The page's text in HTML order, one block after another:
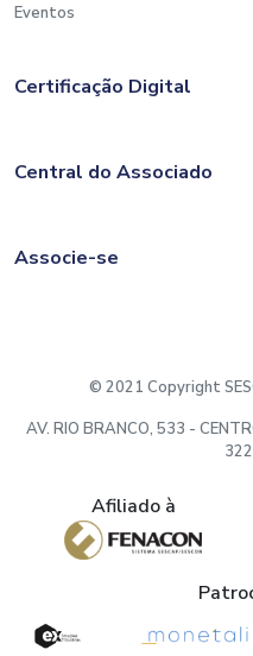
Eventos
Certificação Digital
Central do Associado
Associe-se
© 2021 Copyright
AV. RIO BRANCO, 533 -
Afiliado à